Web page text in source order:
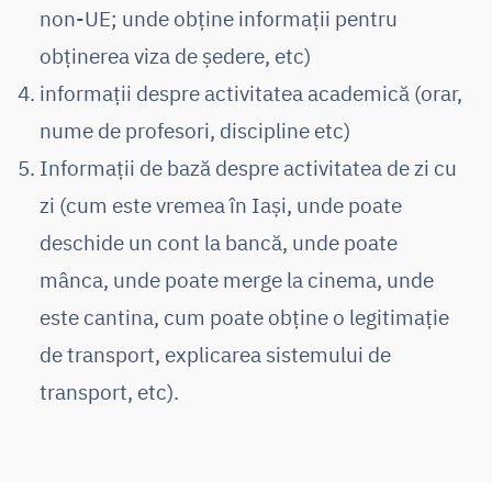
non-UE; unde obține informații pentru
obținerea viza de ședere, etc)
informații despre activitatea academică (orar,
nume de profesori, discipline etc)
Informații de bază despre activitatea de zi cu
zi (cum este vremea în Iași, unde poate
deschide un cont la bancă, unde poate
mânca, unde poate merge la cinema, unde
este cantina, cum poate obține o legitimație
de transport, explicarea sistemului de
transport, etc).